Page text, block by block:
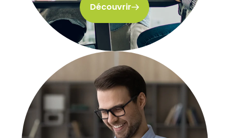
Découvrir